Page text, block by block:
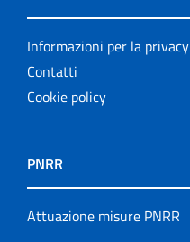
Informazioni per la privacy
Contatti
Cookie policy
PNRR
Attuazione misure PNRR